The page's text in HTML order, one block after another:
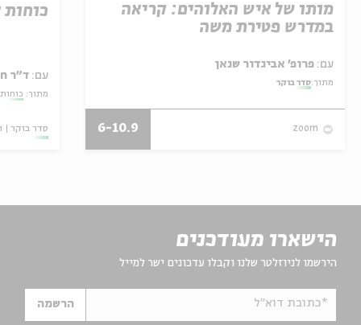
מותו של איש האלוהים: קריאה
במדרש פטירת משה
עם:
מתוך:סדר בוקר
zoom
6-10.9
עם: ד"ר
מתוך:
סדר בוקר
הישארו מעודכנים
הירשמו לניוזלטר שלנו וקבלו עדכונים ישר למייל
*כתובת דוא"ל הרשמה